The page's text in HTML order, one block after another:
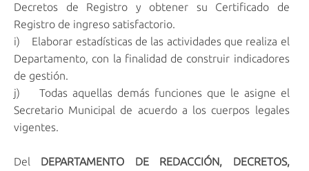
Decretos de Registro y obtener su Certificado de
Registro de ingreso satisfactorio.
i) Elaborar estadísticas de las actividades que realiza el
Departamento, con la finalidad de construir indicadores
de gestión.
j) Todas aquellas demás funciones que le asigne el
Secretario Municipal de acuerdo a los cuerpos legales
vigentes.
Del DEPARTAMENTO DE REDACCIÓN, DECRETOS,